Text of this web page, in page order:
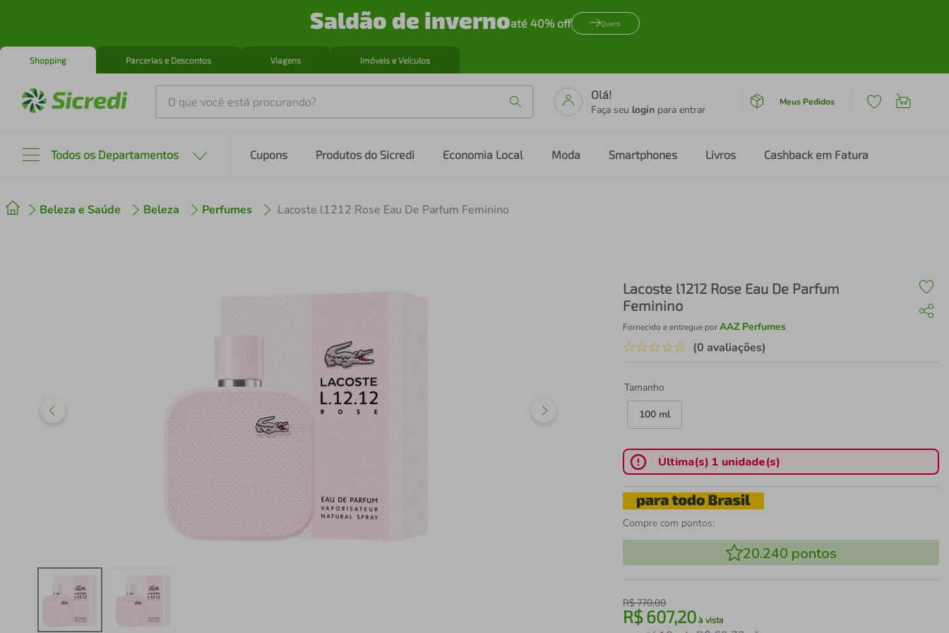
Saldão de invernoaté 40% off Quero
Shopping Parcerias e Descontos Viagens Imóveis e Veículos
O que você está procurando?
Olá!
Faça seu login para entrar
Meus Pedidos
Todos os Departamentos Cupons Produtos do Sicredi Economia Local Moda Smartphones Livros Cashback em Fatura
Beleza e Saúde Beleza Perfumes Lacoste l1212 Rose Eau De Parfum Feminino
Lacoste l1212 Rose Eau De Parfum
Feminino
Fornecido e entregue porAAZ Perfumes
☆☆☆☆☆ (0 avaliações)
Tamanho
100 ml
Última(s) 1 unidade(s)
Compre com pontos:
20.240 pontos
R$770,00
R$607,20 à vista
2º cafeteira